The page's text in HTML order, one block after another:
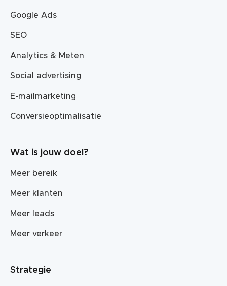
Google Ads
SEO
Analytics & Meten
Social advertising
E-mailmarketing
Conversieoptimalisatie
Wat is jouw doel?
Meer bereik
Meer klanten
Meer leads
Meer verkeer
Strategie